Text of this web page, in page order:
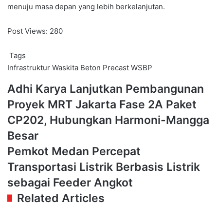
menuju masa depan yang lebih berkelanjutan.
Post Views: 280
Tags
Infrastruktur Waskita Beton Precast WSBP
Adhi
Karya
Lanjutkan
Pembangunan
Proyek
MRT
Jakarta
Fase
2A
Paket
CP202,
Hubungkan
Adhi Karya Lanjutkan Pembangunan
Proyek MRT Jakarta Fase 2A Paket
CP202, Hubungkan Harmoni-Mangga
Besar
Pemkot
Medan
Percepat
Transportasi
Listrik
Berbasis
Pemkot Medan Percepat
Transportasi Listrik Berbasis Listrik
sebagai Feeder Angkot
Related Articles